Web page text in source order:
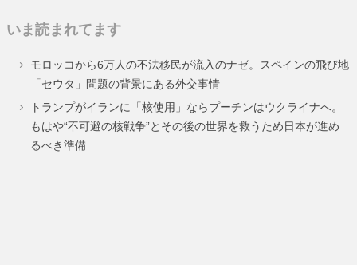
ー
ジ
ー
ジ
いま読まれてます
モロッコから6万人の不法移民が流入のナゼ。スペインの飛び地
「セウタ」問題の背景にある外交事情
トランプがイランに「核使用」ならプーチンはウクライナへ。
もはや“不可避の核戦争”とその後の世界を救うため日本が進め
るべき準備